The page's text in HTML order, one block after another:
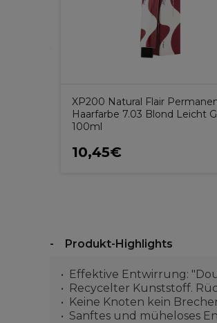
XP200 Natural Flair
Haarfarbe 7.03 Blond Leicht
100ml
10,45€
Produkt-Highlights
Effektive Entwirrung:
Recycelter Kunststoff.
Keine Knoten kein
Sanftes und müheloses